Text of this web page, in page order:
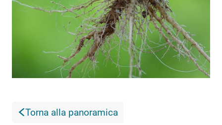
Torna alla panoramica